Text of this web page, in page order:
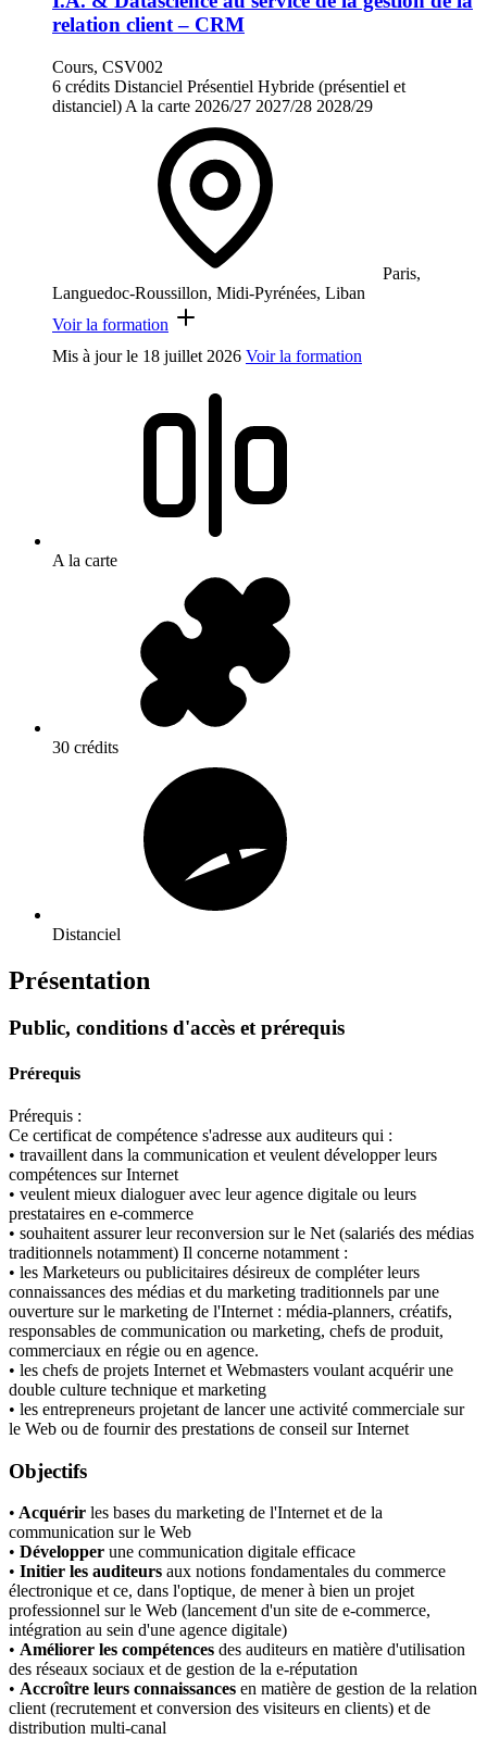
relation client – CRM
Cours, CSV002
6 crédits Distanciel Présentiel Hybride (présentiel et
distanciel) A la carte 2026/27 2027/28 2028/29
Paris,
Languedoc-Roussillon, Midi-Pyrénées, Liban
Voir la formation
Mis à jour le 18 juillet 2026 Voir la formation
A la carte
30 crédits
Distanciel
Présentation
Public, conditions d'accès et prérequis
Prérequis
Prérequis :
Ce certificat de compétence s'adresse aux auditeurs qui :
• travaillent dans la communication et veulent développer leurs
compétences sur Internet
• veulent mieux dialoguer avec leur agence digitale ou leurs
prestataires en e-commerce
• souhaitent assurer leur reconversion sur le Net (salariés des médias
traditionnels notamment) Il concerne notamment :
• les Marketeurs ou publicitaires désireux de compléter leurs
connaissances des médias et du marketing traditionnels par une
ouverture sur le marketing de l'Internet : média-planners, créatifs,
responsables de communication ou marketing, chefs de produit,
commerciaux en régie ou en agence.
• les chefs de projets Internet et Webmasters voulant acquérir une
double culture technique et marketing
• les entrepreneurs projetant de lancer une activité commerciale sur
le Web ou de fournir des prestations de conseil sur Internet
Objectifs
• Acquérir les bases du marketing de l'Internet et de la
communication sur le Web
• Développer une communication digitale efficace
• Initier les auditeurs aux notions fondamentales du commerce
électronique et ce, dans l'optique, de mener à bien un projet
professionnel sur le Web (lancement d'un site de e-commerce,
intégration au sein d'une agence digitale)
• Améliorer les compétences des auditeurs en matière d'utilisation
des réseaux sociaux et de gestion de la e-réputation
• Accroître leurs connaissances en matière de gestion de la relation
client (recrutement et conversion des visiteurs en clients) et de
distribution multi-canal